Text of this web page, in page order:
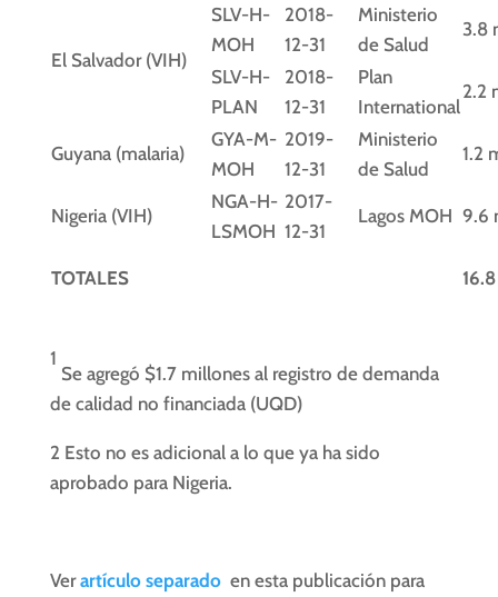
El Salvador (VIH)
SLV-H-
MOH
2018-
12-31
Ministerio
de Salud
3.8
SLV-H-
PLAN
2018-
12-31
Plan
International
2.2
Guyana (malaria)
GYA-M-
MOH
2019-
12-31
Ministerio
de Salud
1.2
Nigeria (VIH)
NGA-H-
LSMOH
2017-
12-31
Lagos MOH 9.6
TOTALES
1
Se agregó $1.7 millones al registro de demanda
de calidad no financiada (UQD)
2 Esto no es adicional a lo que ya ha sido
aprobado para Nigeria.
Verartículo separado en esta publicación para